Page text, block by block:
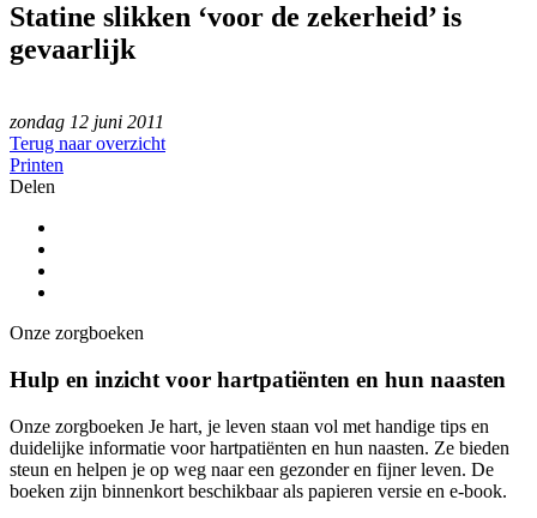
Statine slikken ‘voor de zekerheid’ is
gevaarlijk
zondag 12 juni 2011
Terug naar overzicht
Printen
Delen
Onze zorgboeken
Hulp en inzicht voor hartpatiënten en hun naasten
Onze zorgboeken Je hart, je leven staan vol met handige tips en
duidelijke informatie voor hartpatiënten en hun naasten. Ze bieden
steun en helpen je op weg naar een gezonder en fijner leven. De
boeken zijn binnenkort beschikbaar als papieren versie en e-book.